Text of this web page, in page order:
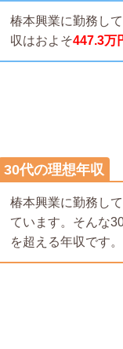
椿本興業に勤務し
収はおよそ447.3万
30代の理想年収
椿本興業に勤務し
ています。そんな
を超える年収です。